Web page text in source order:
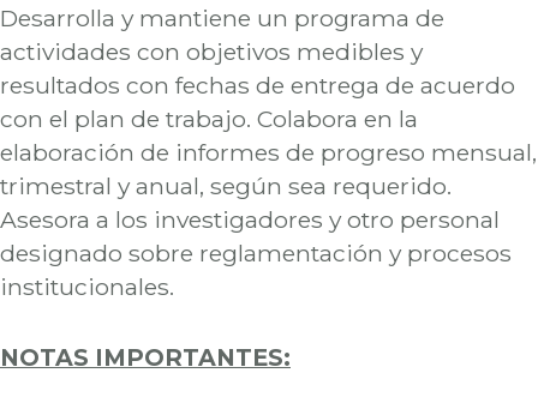
Desarrolla y mantiene un programa de
actividades con objetivos medibles y
resultados con fechas de entrega de acuerdo
con el plan de trabajo. Colabora en la
elaboración de informes de progreso mensual,
trimestral y anual, según sea requerido.
Asesora a los investigadores y otro personal
designado sobre reglamentación y procesos
institucionales.
NOTAS IMPORTANTES: